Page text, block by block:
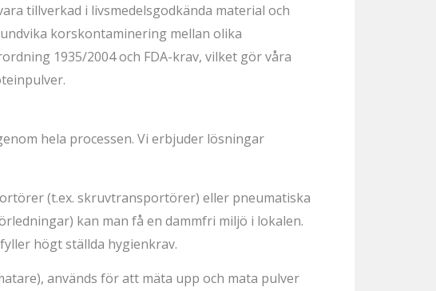
tillverkad i livsmedelsgodkända material och
korskontaminering mellan olika
1935/2004 och FDA-krav, vilket gör våra
hela processen. Vi erbjuder lösningar
(t.ex. skruvtransportörer) eller pneumatiska
kan man få en dammfri miljö i lokalen.
högt ställda hygienkrav.
används för att mäta upp och mata pulver